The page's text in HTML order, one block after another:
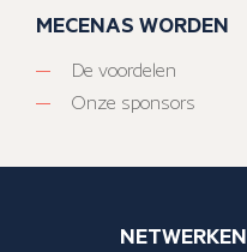
MECENAS WORDEN
De voordelen
Onze sponsors
NETWERKEN